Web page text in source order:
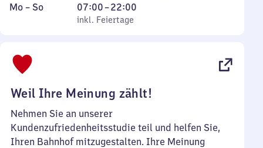
Montag
Mo – So,
inkl. Feiertage
07:00–22:00
Von
7
inkl. Feiertage
Weil Ihre Meinung zählt!
Nehmen Sie an unserer
Kundenzufriedenheitsstudie teil und helfen Sie,
Ihren Bahnhof mitzugestalten. Ihre Meinung